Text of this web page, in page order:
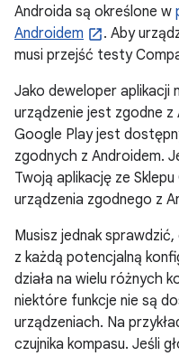
Androida są określone w
Androidem
. Aby
musi przejść testy
Jako deweloper aplikacji
urządzenie jest zgodne z
Google Play jest
zgodnych z Androidem.
Twoją aplikację ze
urządzenia zgodnego z
Musisz jednak
z każdą potencjalną
działa na wielu różnych
niektóre funkcje nie są
urządzeniach. Na
czujnika kompasu. Jeśli